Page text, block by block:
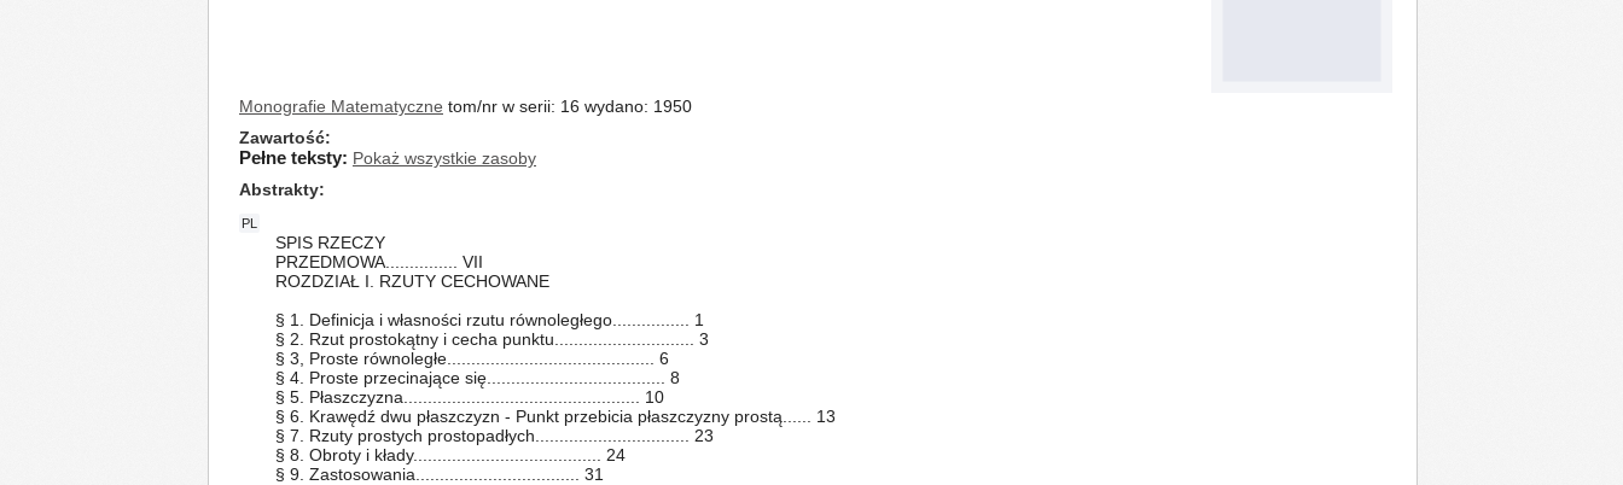
Monografie Matematyczne tom/nr w serii: 16 wydano: 1950
Zawartość
Pełne teksty: Pokaż wszystkie zasoby
Abstrakty
PL
SPIS RZECZY
PRZEDMOWA............... VII
ROZDZIAŁ I. RZUTY CECHOWANE
§ 1. Definicja i własności rzutu równoległego................ 1
§ 2. Rzut prostokątny i cecha punktu............................. 3
§ 3, Proste równoległe........................................... 6
§ 4. Proste przecinające się..................................... 8
§ 5. Płaszczyzna................................................. 10
§ 6. Krawędź dwu płaszczyzn - Punkt przebicia płaszczyzny prostą...... 13
§ 7. Rzuty prostych prostopadłych................................ 23
§ 8. Obroty i kłady....................................... 24
§ 9. Zastosowania.................................. 31